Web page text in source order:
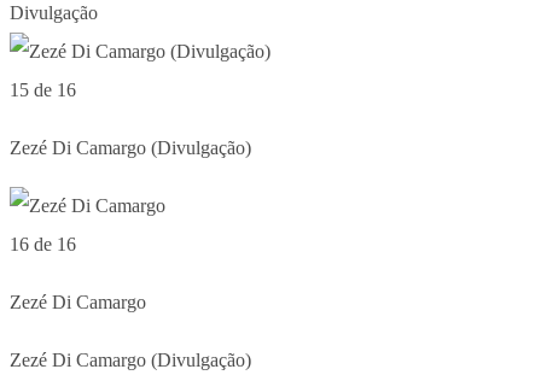
Divulgação
15 de 16
Zezé Di Camargo (Divulgação)
16 de 16
Zezé Di Camargo
Zezé Di Camargo (Divulgação)